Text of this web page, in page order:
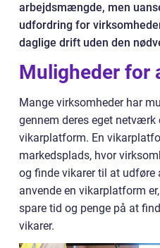
arbejdsmængde, men
udfordring for
daglige drift uden den
Muligheder for
Mange virksomheder har
gennem deres eget netværk
vikarplatform. En
markedsplads, hvor
og finde vikarer til at udføre
anvende en vikarplatform
spare tid og penge på at
vikarer.